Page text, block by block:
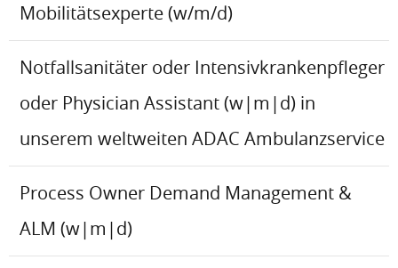
Mobilitätsexperte (w/m/d)
Notfallsanitäter oder Intensivkrankenpfleger
oder Physician Assistant (w|m|d) in
unserem weltweiten ADAC Ambulanzservice
Process Owner Demand Management &
ALM (w|m|d)